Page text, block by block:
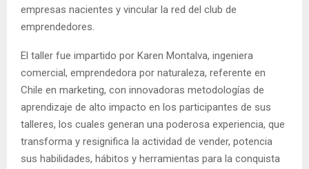
empresas nacientes y vincular la red del club de
emprendedores.
El taller fue impartido por Karen Montalva, ingeniera
comercial, emprendedora por naturaleza, referente en
Chile en marketing, con innovadoras metodologías de
aprendizaje de alto impacto en los participantes de sus
talleres, los cuales generan una poderosa experiencia, que
transforma y resignifica la actividad de vender, potencia
sus habilidades, hábitos y herramientas para la conquista